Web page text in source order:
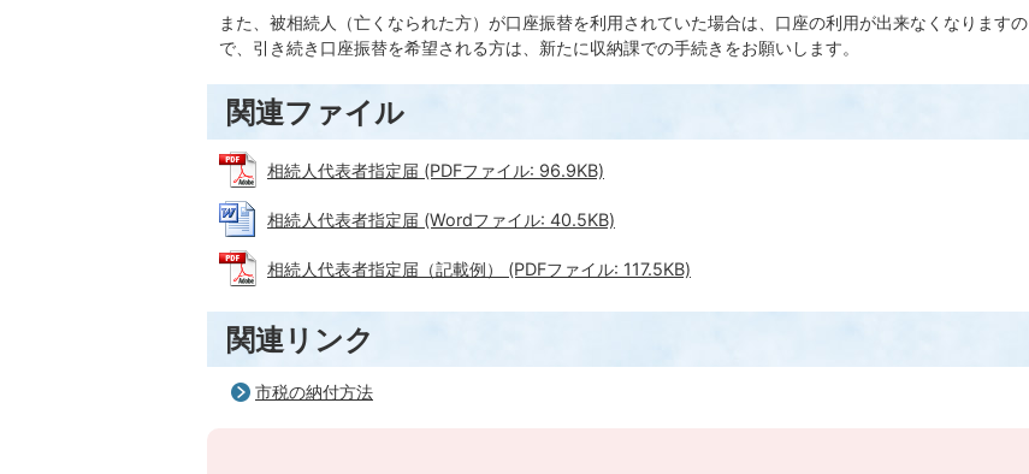
また、被相続人（亡くなられた方）が口座振替を利用されていた場合は、口座の利用が出来なくなりますの
で、引き続き口座振替を希望される方は、新たに収納課での手続きをお願いします。
関連ファイル
相続人代表者指定届 (PDFファイル: 96.9KB)
相続人代表者指定届 (Wordファイル: 40.5KB)
相続人代表者指定届（記載例） (PDFファイル: 117.5KB)
関連リンク
市税の納付方法